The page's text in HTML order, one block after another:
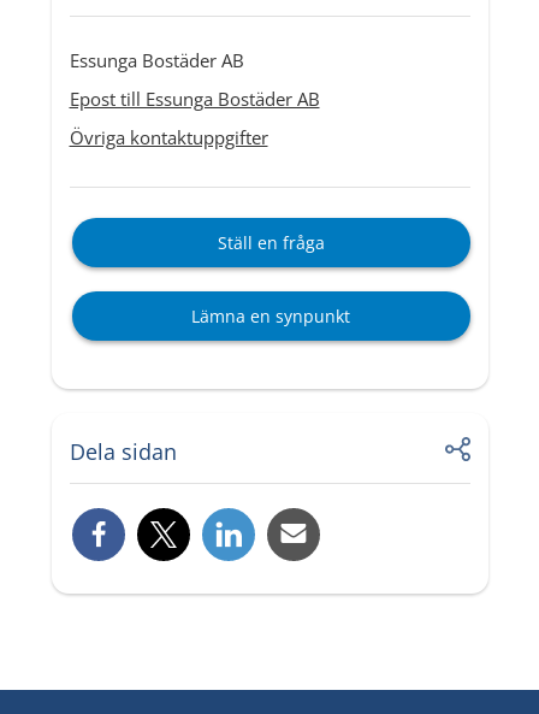
Essunga Bostäder AB
Epost till Essunga Bostäder AB
Övriga kontaktuppgifter
Ställ en fråga
Lämna en synpunkt
Dela sidan